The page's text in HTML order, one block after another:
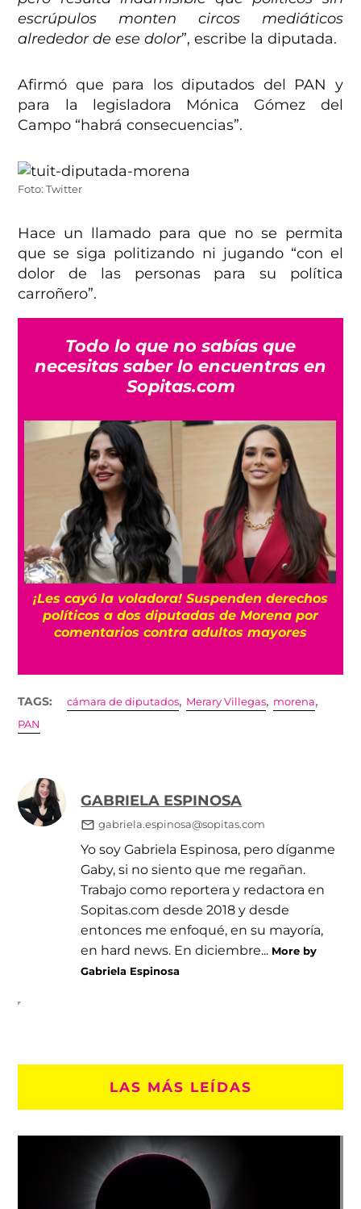
escrúpulos monten circos mediáticos
alrededor de ese dolor”, escribe la diputada.
Afirmó que para los diputados del PAN y
para la legisladora Mónica Gómez del
Campo “habrá consecuencias”.
Foto: Twitter
Hace un llamado para que no se permita
que se siga politizando ni jugando “con el
dolor de las personas para su política
carroñero”.
Todo lo que no sabías que
necesitas saber lo encuentras en
Sopitas.com
“Es horrible”: El cáncer de próstata de Joe
Biden se ha extendido, según su hijo Hunter
TAGS: cámara de diputados, Merary Villegas, morena,
PAN
GABRIELA ESPINOSA
gabriela.espinosa@sopitas.com
Yo soy Gabriela Espinosa, pero díganme
Gaby, si no siento que me regañan.
Trabajo como reportera y redactora en
Sopitas.com desde 2018 y desde
entonces me enfoqué, en su mayoría,
en hard news. En diciembre... More by
Gabriela Espinosa
LAS MÁS LEÍDAS